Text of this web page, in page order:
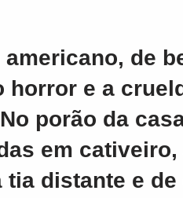
de
horror e a
porão da
em
tia distante e